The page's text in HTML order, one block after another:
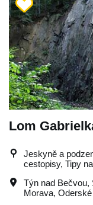
Lom
Jeskyně a
cestopisy, Tipy
Týn nad Bečvou,
Morava,